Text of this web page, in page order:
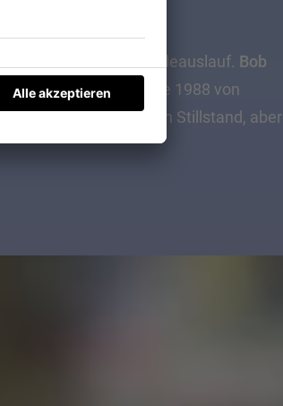
kein einfacher Geradeauslauf. Bob
und die Insel wurde 1988 von
nicht automatisch Stillstand, aber